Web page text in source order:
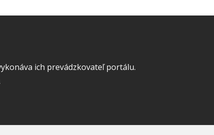
ich prevádzkovateľ portálu.